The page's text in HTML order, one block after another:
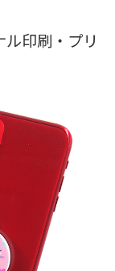
印刷・プリ